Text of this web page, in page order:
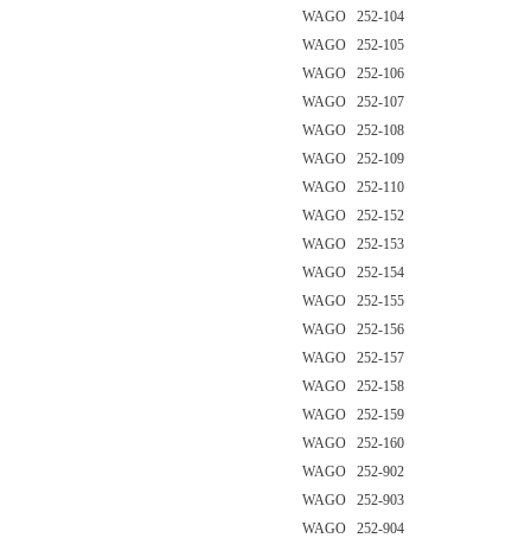
WAGO 252-104
WAGO 252-105
WAGO 252-106
WAGO 252-107
WAGO 252-108
WAGO 252-109
WAGO 252-110
WAGO 252-152
WAGO 252-153
WAGO 252-154
WAGO 252-155
WAGO 252-156
WAGO 252-157
WAGO 252-158
WAGO 252-159
WAGO 252-160
WAGO 252-902
WAGO 252-903
WAGO 252-904